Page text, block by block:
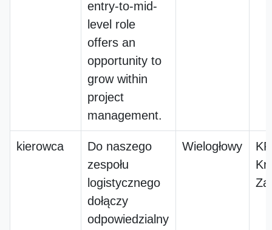
entry-to-mid-
level role
offers an
opportunity to
grow within
project
management.
kierowca
Do naszego
zespołu
logistycznego
dołączy
odpowiedzialny
Wielogłowy